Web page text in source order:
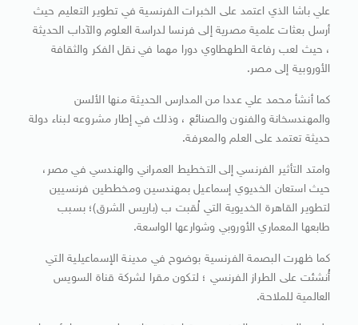
علي باشا الذي اعتمد على الخبرات الفرنسية في تطوير التعليم حيث
أرسل بعثات علمية مصرية إلى فرنسا لدراسة العلوم والآداب الحديثة
، حيث لعب رفاعة الطهطاوي دورا مهما في نقل الفكر والثقافة
الأوروبية إلى مصر.
كما أنشأ محمد علي عددا من المدارس الحديثة منها الألسن
والمهندسخانة والفنون والصنائع ، وذلك في إطار مشروعه لبناء دولة
حديثة تعتمد على العلم والمعرفة.
وامتد التأثير الفرنسي إلى التخطيط العمراني والهندسي في مصر،
حيث استعان الخديوي إسماعيل بمهندسين ومخططين فرنسيين
لتطوير القاهرة الخديوية التي لُقبت ب (باريس الشرق)؛ بسبب
طابعها المعماري الأوروبي وشوارعها الواسعة.
كما ظهرت البصمة الفرنسية بوضوح في مدينة الإسماعيلية التي
أُنشئت على الطراز الفرنسي ؛ لتكون مقرا لشركة قناة السويس
العالمية للملاحة.